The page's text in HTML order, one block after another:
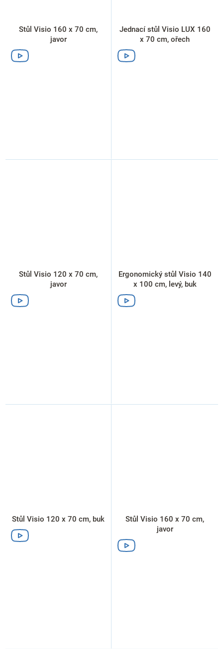
Stůl Visio 160 x 70 cm,
javor
Jednací stůl Visio LUX 160
x 70 cm, ořech
Stůl Visio 120 x 70 cm,
javor
Ergonomický stůl Visio 140
x 100 cm, levý, buk
Stůl Visio 120 x 70 cm, buk
Stůl Visio 160 x 70 cm,
javor